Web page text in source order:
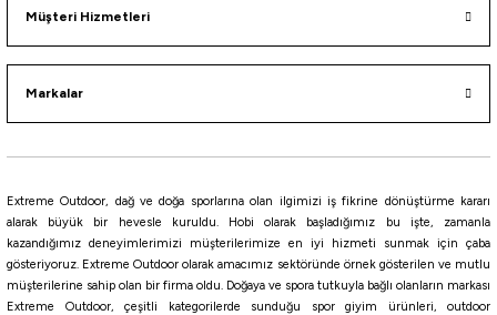
Stanley
Stanley Quencher H2.O FlowState Tumbler Pipetli Termos Bardak 1.18 Lt
TURUNCU SİYAH AÇIK YEŞİL Açık Gri Cream Tonal Lilac Plum ASH
Müşteri Hizmetleri
Markalar
Extreme Outdoor, dağ ve doğa sporlarına olan ilgimizi iş fikrine dönüştürme kararı
alarak büyük bir hevesle kuruldu. Hobi olarak başladığımız bu işte, zamanla
kazandığımız deneyimlerimizi müşterilerimize en iyi hizmeti sunmak için çaba
gösteriyoruz. Extreme Outdoor olarak amacımız sektöründe örnek gösterilen ve mutlu
müşterilerine sahip olan bir firma oldu. Doğaya ve spora tutkuyla bağlı olanların markası
Extreme Outdoor, çeşitli kategorilerde sunduğu spor giyim ürünleri, outdoor